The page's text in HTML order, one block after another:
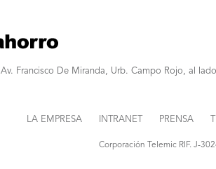
Av. Francisco De Miranda, Urb. Campo Rojo, al
LA EMPRESA INTRANET PRENSA
Corporación Telemic RIF. J-